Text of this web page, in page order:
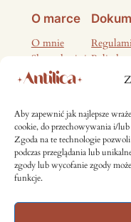
Aby zapewnić jak najlepsze
cookie, do przechowywania i/
Zgoda na te technologie
podczas przeglądania lub
zgody lub wycofanie zgody
funkcje.
O marce
O mnie
Skontaktuj się Polityka
Zwroty
Media
InstagramFacebook